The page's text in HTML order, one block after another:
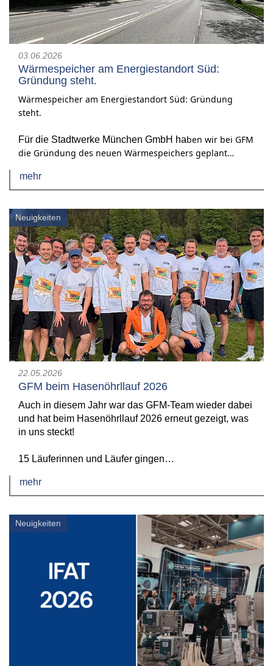
03.06.2026
Wärmespeicher am Energiestandort Süd:
Gründung steht.
Wärmespeicher am Energiestandort Süd: Gründung
steht.
Für die Stadtwerke München GmbH haben wir bei GFM
die Gründung des neuen Wärmespeichers geplant…
mehr
Neuigkeiten
22.05.2026
GFM beim Hasenöhrllauf 2026
Auch in diesem Jahr war das GFM-Team wieder dabei
und hat beim Hasenöhrllauf 2026 erneut gezeigt, was
in uns steckt!
15 Läuferinnen und Läufer gingen…
mehr
Neuigkeiten